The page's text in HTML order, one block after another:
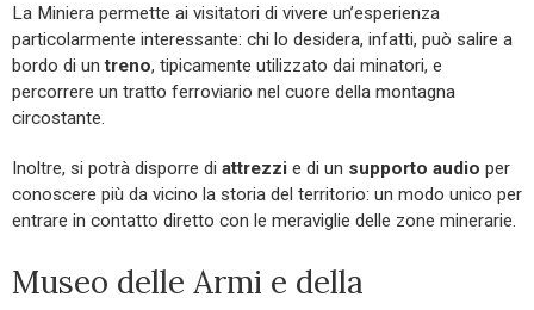
La Miniera permette ai visitatori di vivere un’esperienza
particolarmente interessante: chi lo desidera, infatti, può salire a
bordo di untreno, tipicamente utilizzato dai minatori, e
percorrere un tratto ferroviario nel cuore della montagna
circostante.
Inoltre, si potrà disporre di attrezzi e di un supporto audio per
conoscere più da vicino la storia del territorio: un modo unico per
entrare in contatto diretto con le meraviglie delle zone minerarie.
Museo delle Armi e della